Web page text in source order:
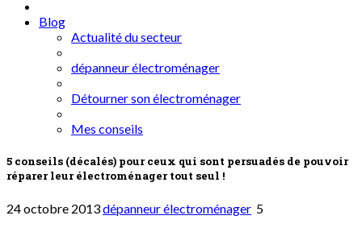
Blog
Actualité du secteur
dépanneur électroménager
Détourner son électroménager
Mes conseils
5 conseils (décalés) pour ceux qui sont persuadés de pouvoir
réparer leur électroménager tout seul !
24 octobre 2013dépanneur électroménager 5